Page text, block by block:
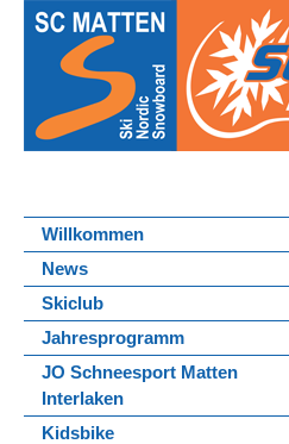
Willkommen
News
Skiclub
Jahresprogramm
JO Schneesport Matten
Interlaken
Kidsbike